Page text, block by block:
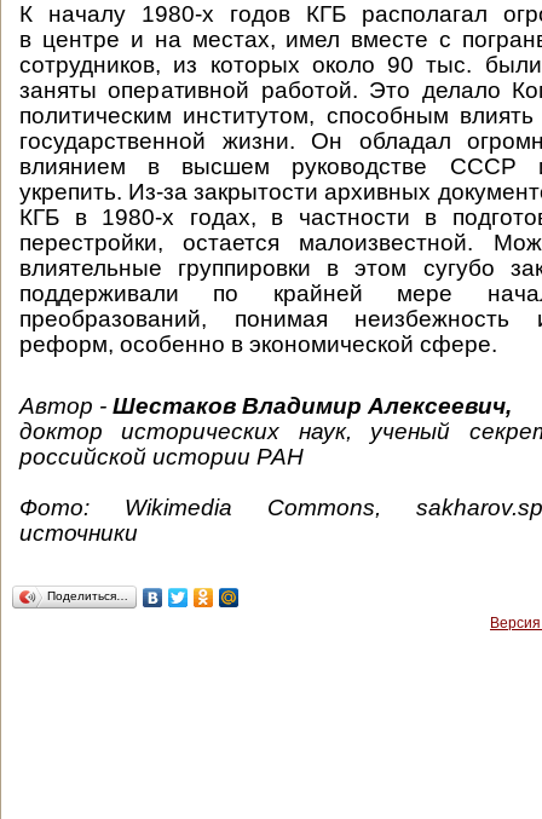
К началу 1980-х годов КГБ располагал
в центре и на местах, имел вместе с
сотрудников, из которых около 90 тыс.
заняты оперативной работой. Это делало
политическим институтом, способным
государственной жизни. Он обладал
влиянием в высшем руководстве СССР
укрепить. Из-за закрытости архивных
КГБ в 1980-х годах, в частности в
перестройки, остается малоизвестной.
влиятельные группировки в этом сугубо
поддерживали по крайней мере
преобразований, понимая неизбежность
реформ, особенно в экономической сфере.
Автор - Шестаков Владимир Алексеевич,
доктор исторических наук, ученый
российской истории РАН
Фото: Wikimedia Commons,
источники
Поделиться…